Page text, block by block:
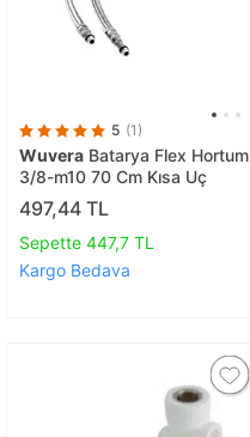
5 (1)
Wuvera Batarya Flex Hortum
3/8-m10 70 Cm Kısa Uç
497,44 TL
Sepette 447,7 TL
Kargo Bedava